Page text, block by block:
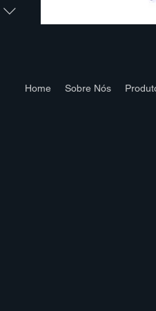
Home Sobre Nós